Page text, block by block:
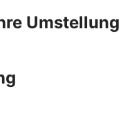
Umstellung